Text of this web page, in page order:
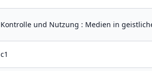
Kontrolle und Nutzung : Medien in
c1